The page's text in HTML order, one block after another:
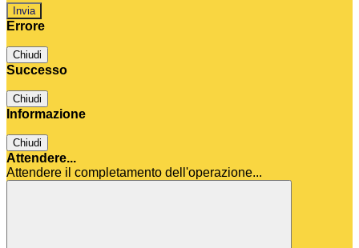
Errore
Chiudi
Successo
Chiudi
Informazione
Chiudi
Attendere...
Attendere il completamento dell'operazione...